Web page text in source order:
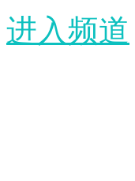
进入频道